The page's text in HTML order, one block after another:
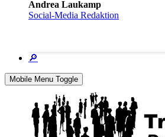
Andrea Laukamp
Social-Media Redaktion
🔎
Mobile Menu Toggle